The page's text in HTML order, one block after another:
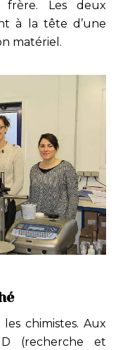
Les deux
à la tête d’une
matériel.
chimistes. Aux
(recherche et